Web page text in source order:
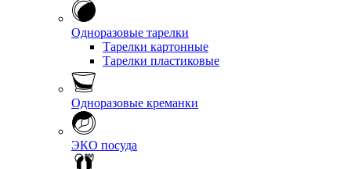
Одноразовые тарелки
Тарелки картонные
Тарелки пластиковые
Одноразовые креманки
ЭКО посуда